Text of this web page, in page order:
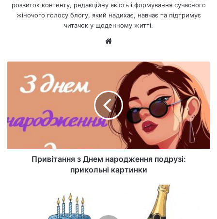
розвиток контенту, редакційну якість і формування сучасного
жіночого голосу блогу, який надихає, навчає та підтримує
читачок у щоденному житті.
са
йт
Привітання з Днем народження подрузі:
прикольні картинки